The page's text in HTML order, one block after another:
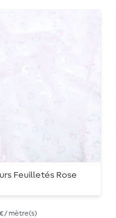
Feuilletés Rose
€ / mètre(s)